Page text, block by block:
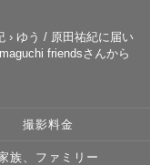
› ゆう / 原田祐紀に届い
friendsさんから
撮影料金
族、ファミリー